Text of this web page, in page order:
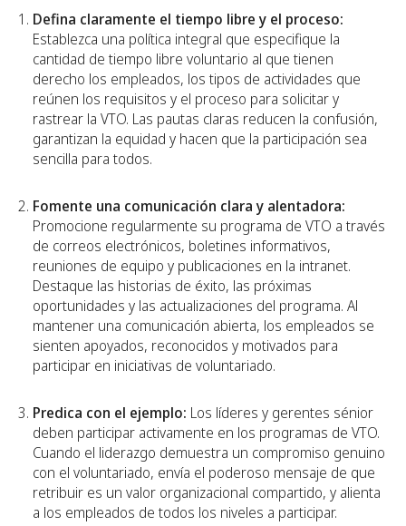
Defina claramente el tiempo libre y el proceso:
Establezca una política integral que especifique la
cantidad de tiempo libre voluntario al que tienen
derecho los empleados, los tipos de actividades que
reúnen los requisitos y el proceso para solicitar y
rastrear la VTO. Las pautas claras reducen la confusión,
garantizan la equidad y hacen que la participación sea
sencilla para todos.
Fomente una comunicación clara y alentadora:
Promocione regularmente su programa de VTO a través
de correos electrónicos, boletines informativos,
reuniones de equipo y publicaciones en la intranet.
Destaque las historias de éxito, las próximas
oportunidades y las actualizaciones del programa. Al
mantener una comunicación abierta, los empleados se
sienten apoyados, reconocidos y motivados para
participar en iniciativas de voluntariado.
Predica con el ejemplo: Los líderes y gerentes sénior
deben participar activamente en los programas de VTO.
Cuando el liderazgo demuestra un compromiso genuino
con el voluntariado, envía el poderoso mensaje de que
retribuir es un valor organizacional compartido, y alienta
a los empleados de todos los niveles a participar.